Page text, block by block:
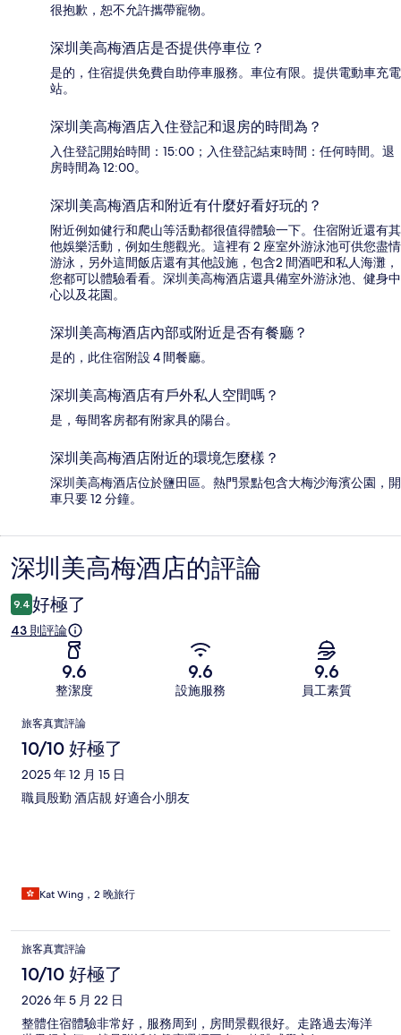
很抱歉，恕不允許攜帶寵物。
深圳美高梅酒店是否提供停車位？
是的，住宿提供免費自助停車服務。車位有限。提供電動車充電
站。
深圳美高梅酒店入住登記和退房的時間為？
入住登記開始時間：15:00；入住登記結束時間：任何時間。退
房時間為 12:00。
深圳美高梅酒店和附近有什麼好看好玩的？
附近例如健行和爬山等活動都很值得體驗一下。住宿附近還有其
他娛樂活動，例如生態觀光。這裡有 2 座室外游泳池可供您盡情
游泳，另外這間飯店還有其他設施，包含2 間酒吧和私人海灘，
您都可以體驗看看。深圳美高梅酒店還具備室外游泳池、健身中
心以及花園。
深圳美高梅酒店內部或附近是否有餐廳？
是的，此住宿附設 4 間餐廳。
深圳美高梅酒店有戶外私人空間嗎？
是，每間客房都有附家具的陽台。
深圳美高梅酒店附近的環境怎麼樣？
深圳美高梅酒店位於鹽田區。熱門景點包含大梅沙海濱公園，開
車只要 12 分鐘。
評
論
深圳美高梅酒店的評論
9.4 好極了
43 則評論
9.6
整潔度
9.6
設施服務
9.6
員工素質
評
論
旅客真實評論
10/10 好極了
2025 年 12 月 15 日
職員殷勤 酒店靚 好適合小朋友
Kat Wing，2 晚旅行
旅客真實評論
10/10 好極了
2026 年 5 月 22 日
整體住宿體驗非常好，服務周到，房間景觀很好。走路過去海洋